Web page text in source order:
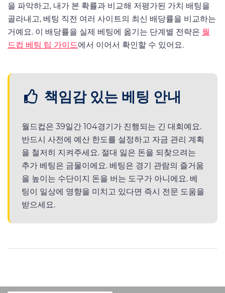
을 파악하고, 내가 본 확률과 비교해 저평가된 가치 배팅을
골라내고, 베팅 직전 여러 사이트의 최신 배당률을 비교하는
거예요. 이 배당률을 실제 베팅에 옮기는 단계별 전략은 월
드컵 베팅 팁 가이드에서 이어서 확인할 수 있어요.
책임감 있는 베팅 안내
월드컵은 39일간 104경기가 진행되는 긴 대회예요.
반드시 사전에 예산 한도를 설정하고 자금 관리 계획
을 철저히 지켜주세요. 절대 잃은 돈을 되찾으려는
추가 베팅은 금물이에요. 베팅은 경기 관람의 즐거움
을 높이는 수단이지 돈을 버는 도구가 아니에요. 베
팅이 일상에 영향을 미치고 있다면 즉시 전문 도움을
받으세요.